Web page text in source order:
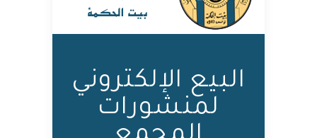
البيع الإلكتروني
لمنشورات